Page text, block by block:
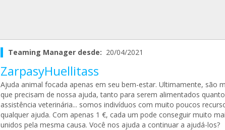
Teaming Manager desde: 20/04/2021
ZarpasyHuellitass
Ajuda animal focada apenas em seu bem-estar. Ultimamente, são
que precisam de nossa ajuda, tanto para serem alimentados
assistência veterinária... somos indivíduos com muito poucos
qualquer ajuda. Com apenas 1 €, cada um pode conseguir muito
unidos pela mesma causa. Você nos ajuda a continuar a ajudá-los?